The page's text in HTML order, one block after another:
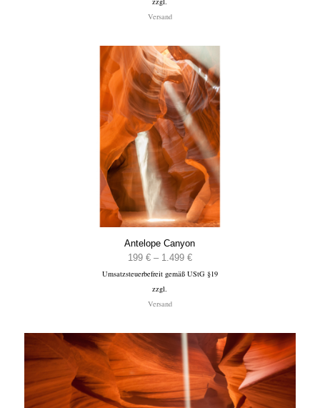
Versand
Antelope Canyon
199 € – 1.499 €Preisspanne:
199 €
Umsatzsteuerbefreit gemäß UStG §19
zzgl.
Versand